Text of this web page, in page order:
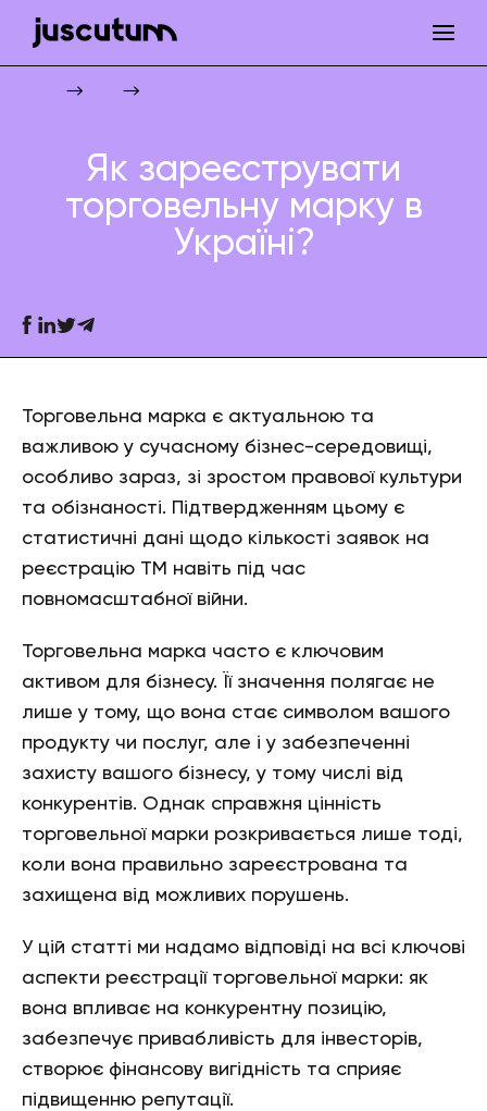
Як зареєструвати
торговельну марку в
Україні?
Торговельна марка є актуальною та
важливою у сучасному бізнес-середовищі,
особливо зараз, зі зростом правової культури
та обізнаності. Підтвердженням цьому є
статистичні дані щодо кількості заявок на
реєстрацію ТМ навіть під час
повномасштабної війни.
Торговельна марка часто є ключовим
активом для бізнесу. Її значення полягає не
лише у тому, що вона стає символом вашого
продукту чи послуг, але і у забезпеченні
захисту вашого бізнесу, у тому числі від
конкурентів. Однак справжня цінність
торговельної марки розкривається лише тоді,
коли вона правильно зареєстрована та
захищена від можливих порушень.
У цій статті ми надамо відповіді на всі ключові
аспекти реєстрації торговельної марки: як
вона впливає на конкурентну позицію,
забезпечує привабливість для інвесторів,
створює фінансову вигідність та сприяє
підвищенню репутації.